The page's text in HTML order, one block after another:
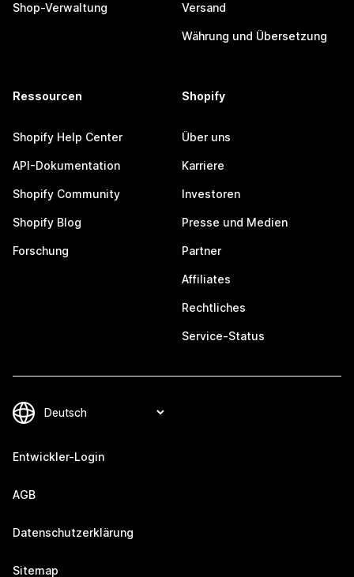
Shop-Verwaltung Versand
Währung und Übersetzung
Ressourcen
Shopify Help Center
API-Dokumentation
Shopify Community
Shopify Blog
Forschung
Shopify
Über uns
Karriere
Investoren
Presse und Medien
Partner
Affiliates
Rechtliches
Service-Status
Entwickler-Login
AGB
Datenschutzerklärung
Sitemap